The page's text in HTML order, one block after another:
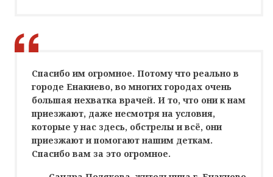
Спасибо им огромное. Потому что реально в
городе Енакиево, во многих городах очень
большая нехватка врачей. И то, что они к нам
приезжают, даже несмотря на условия,
которые у нас здесь, обстрелы и всё, они
приезжают и помогают нашим деткам.
Спасибо вам за это огромное.